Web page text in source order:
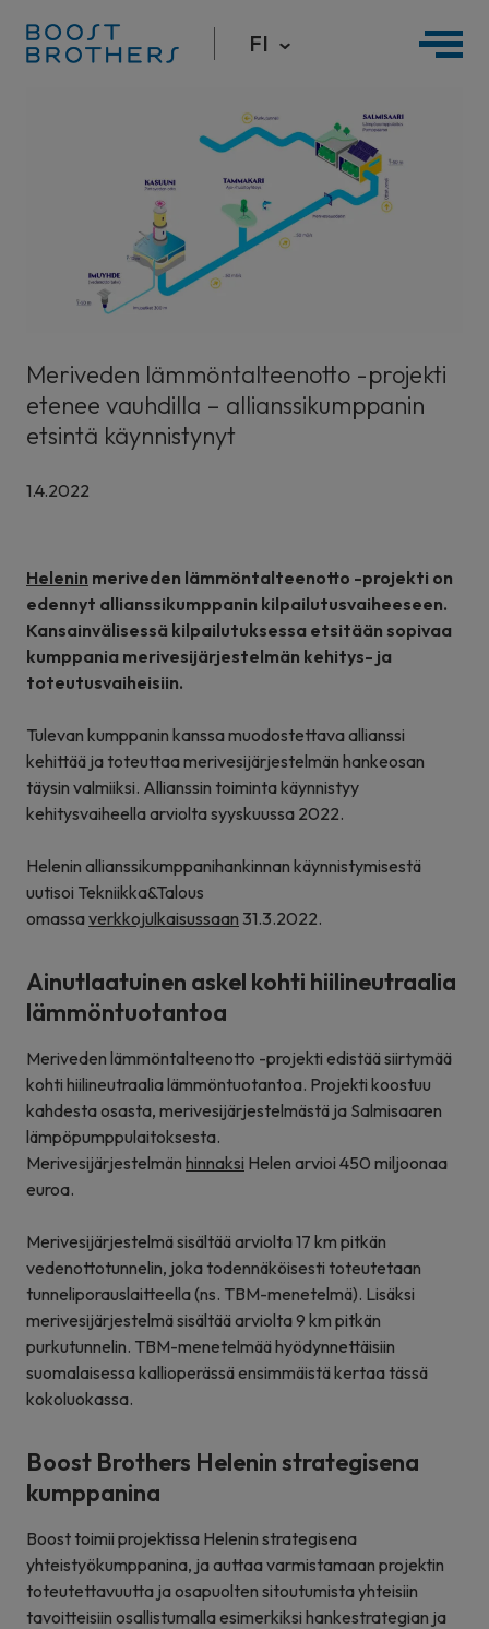
FI
Meriveden lämmöntalteenotto -projekti
etenee vauhdilla – allianssikumppanin
etsintä käynnistynyt
1.4.2022
Helenin meriveden lämmöntalteenotto -projekti on
edennyt allianssikumppanin kilpailutusvaiheeseen.
Kansainvälisessä kilpailutuksessa etsitään sopivaa
kumppania merivesijärjestelmän kehitys- ja
toteutusvaiheisiin.
Tulevan kumppanin kanssa muodostettava allianssi
kehittää ja toteuttaa merivesijärjestelmän hankeosan
täysin valmiiksi. Allianssin toiminta käynnistyy
kehitysvaiheella arviolta syyskuussa 2022.
Helenin allianssikumppanihankinnan käynnistymisestä
uutisoi Tekniikka&Talous
omassaverkkojulkaisussaan 31.3.2022.
Ainutlaatuinen askel kohti hiilineutraalia
lämmöntuotantoa
Meriveden lämmöntalteenotto -projekti edistää siirtymää
kohti hiilineutraalia lämmöntuotantoa. Projekti koostuu
kahdesta osasta, merivesijärjestelmästä ja Salmisaaren
lämpöpumppulaitoksesta.
Merivesijärjestelmän hinnaksi Helen arvioi 450 miljoonaa
euroa.
Merivesijärjestelmä sisältää arviolta 17 km pitkän
vedenottotunnelin, joka todennäköisesti toteutetaan
tunneliporauslaitteella (ns. TBM-menetelmä). Lisäksi
merivesijärjestelmä sisältää arviolta 9 km pitkän
purkutunnelin. TBM-menetelmää hyödynnettäisiin
suomalaisessa kallioperässä ensimmäistä kertaa tässä
kokoluokassa.
Boost Brothers Helenin strategisena
kumppanina
Boost toimii projektissa Helenin strategisena
yhteistyökumppanina, ja auttaa varmistamaan projektin
toteutettavuutta ja osapuolten sitoutumista yhteisiin
tavoitteisiin osallistumalla esimerkiksi hankestrategian ja